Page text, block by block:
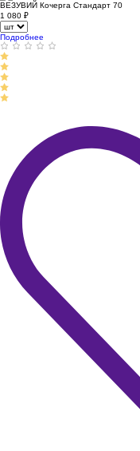
ВЕЗУВИЙ Кочерга Стандарт 70
1 080 ₽
Подробнее